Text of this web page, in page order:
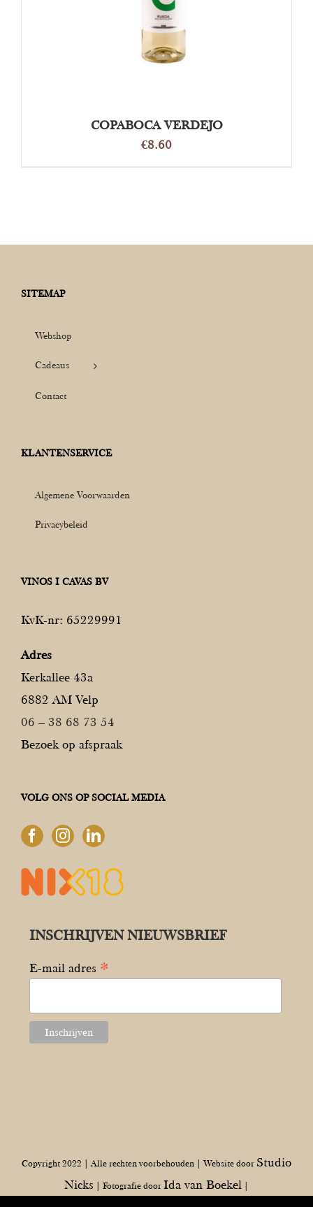
COPABOCA VERDEJO
€8.60
SITEMAP
Webshop
Cadeaus
Contact
KLANTENSERVICE
Algemene Voorwaarden
Privacybeleid
VINOS I CAVAS BV
KvK-nr: 65229991
Adres
Kerkallee 43a
6882 AM Velp
06 – 38 68 73 54
Bezoek op afspraak
VOLG ONS OP SOCIAL MEDIA
INSCHRIJVEN NIEUWSBRIEF
E-mail adres *
Copyright 2022 | Alle rechten voorbehouden | Website door Studio
Nicks | Fotografie door Ida van Boekel